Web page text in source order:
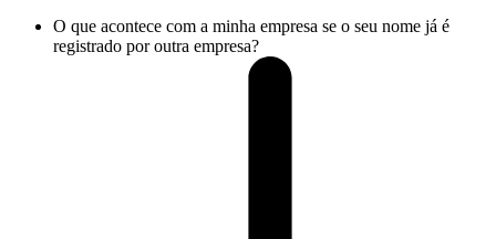
O que acontece com a minha empresa se o seu nome já é
registrado por outra empresa?